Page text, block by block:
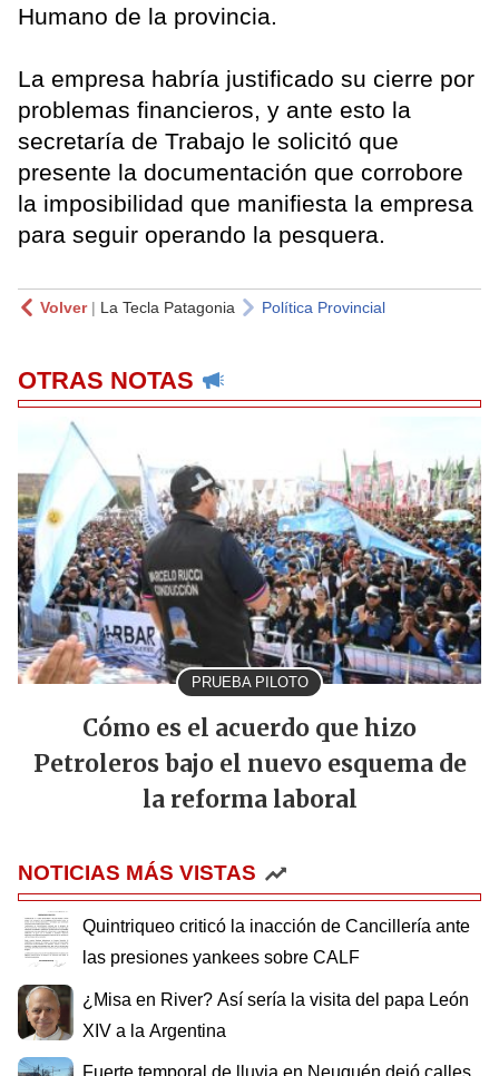
Humano de la provincia.
La empresa habría justificado su cierre por
problemas financieros, y ante esto la
secretaría de Trabajo le solicitó que
presente la documentación que corrobore
la imposibilidad que manifiesta la empresa
para seguir operando la pesquera.
Volver| La Tecla Patagonia Política Provincial
OTRAS NOTAS
PRUEBA PILOTO
Cómo es el acuerdo que hizo
Petroleros bajo el nuevo esquema de
la reforma laboral
NOTICIAS MÁS VISTAS
Quintriqueo criticó la inacción de Cancillería ante
las presiones yankees sobre CALF
¿Misa en River? Así sería la visita del papa León
XIV a la Argentina